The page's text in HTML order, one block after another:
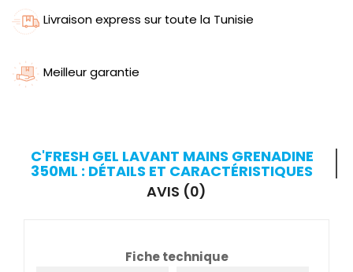
Livraison express sur toute la Tunisie
Meilleur garantie
C'FRESH GEL LAVANT MAINS GRENADINE
350ML : DÉTAILS ET CARACTÉRISTIQUES
AVIS (0)
Fiche technique